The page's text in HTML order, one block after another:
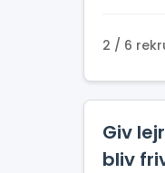
2 / 6
Giv
bliv